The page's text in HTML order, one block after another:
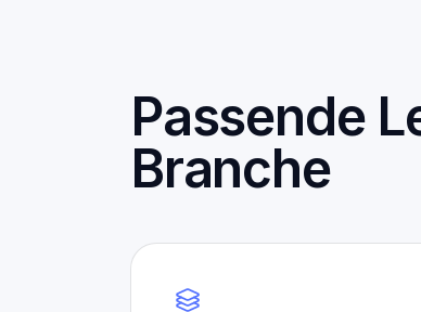
Passende
Branche